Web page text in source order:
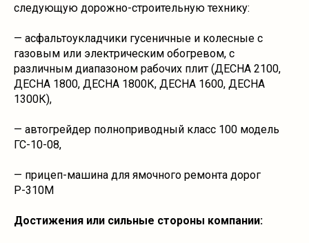
следующую дорожно-строительную технику:
— асфальтоукладчики гусеничные и колесные с
газовым или электрическим обогревом, с
различным диапазоном рабочих плит (ДЕСНА 2100,
ДЕСНА 1800, ДЕСНА 1800К, ДЕСНА 1600, ДЕСНА
1300К),
— автогрейдер полноприводный класс 100 модель
ГС-10-08,
— прицеп-машина для ямочного ремонта дорог
Р-310М
Достижения или сильные стороны компании: